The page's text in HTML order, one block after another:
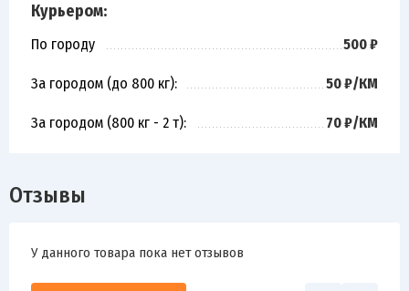
Курьером:
По городу 500 ₽
За городом (до 800 кг): 50 ₽/КМ
За городом (800 кг - 2 т): 70 ₽/КМ
Отзывы
У данного товара пока нет отзывов